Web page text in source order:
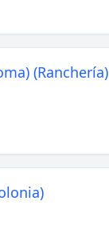
(Ranchería)